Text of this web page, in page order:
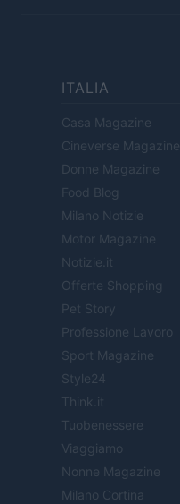
ITALIA
Casa Magazine
Cineverse Magazine
Donne Magazine
Food Blog
Milano Notizie
Motor Magazine
Notizie.it
Offerte Shopping
Pet Story
Professione Lavoro
Sport Magazine
Style24
Think.it
Tuobenessere
Viaggiamo
Nonne Magazine
Milano Cortina